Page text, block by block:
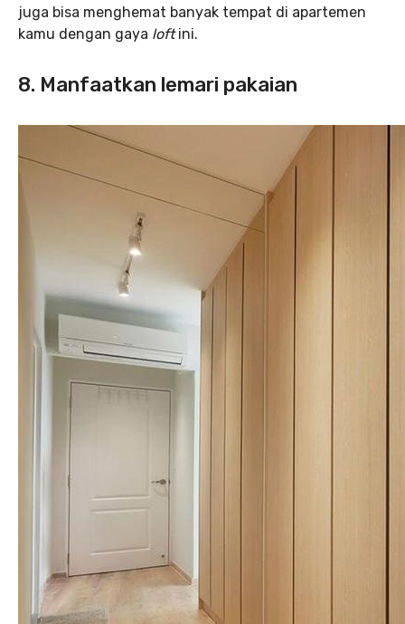
juga bisa menghemat banyak tempat di apartemen
kamu dengan gaya loftini.
8. Manfaatkan lemari pakaian